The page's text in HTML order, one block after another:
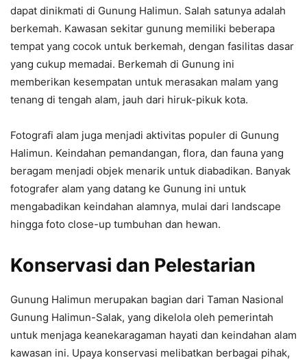
dapat dinikmati di Gunung Halimun. Salah satunya adalah
berkemah. Kawasan sekitar gunung memiliki beberapa
tempat yang cocok untuk berkemah, dengan fasilitas dasar
yang cukup memadai. Berkemah di Gunung ini
memberikan kesempatan untuk merasakan malam yang
tenang di tengah alam, jauh dari hiruk-pikuk kota.
Fotografi alam juga menjadi aktivitas populer di Gunung
Halimun. Keindahan pemandangan, flora, dan fauna yang
beragam menjadi objek menarik untuk diabadikan. Banyak
fotografer alam yang datang ke Gunung ini untuk
mengabadikan keindahan alamnya, mulai dari landscape
hingga foto close-up tumbuhan dan hewan.
Konservasi dan Pelestarian
Gunung Halimun merupakan bagian dari Taman Nasional
Gunung Halimun-Salak, yang dikelola oleh pemerintah
untuk menjaga keanekaragaman hayati dan keindahan alam
kawasan ini. Upaya konservasi melibatkan berbagai pihak,